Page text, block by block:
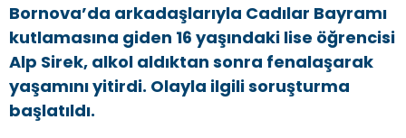
Bornova’da arkadaşlarıyla Cadılar Bayramı
kutlamasına giden 16 yaşındaki lise öğrencisi
Alp Sirek, alkol aldıktan sonra fenalaşarak
yaşamını yitirdi. Olayla ilgili soruşturma
başlatıldı.